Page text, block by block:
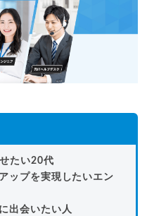
たい20代
ップを実現したいエン
出会いたい人